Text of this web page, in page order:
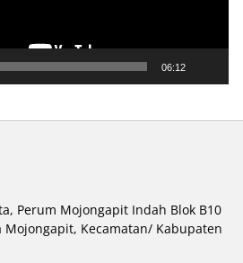
06:12
Perum Mojongapit Indah Blok B10
Mojongapit, Kecamatan/ Kabupaten